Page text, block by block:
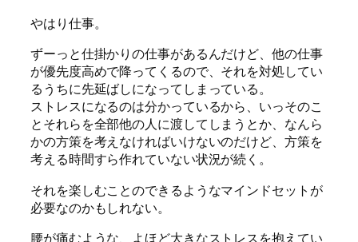
やはり仕事。
ずーっと仕掛かりの仕事があるんだけど、他の仕事
が優先度高めで降ってくるので、それを対処してい
るうちに先延ばしになってしまっている。
ストレスになるのは分かっているから、いっそのこ
とそれらを全部他の人に渡してしまうとか、なんら
かの方策を考えなければいけないのだけど、方策を
考える時間すら作れていない状況が続く。
それを楽しむことのできるようなマインドセットが
必要なのかもしれない。
腰が痛むような、よほど大きなストレスを抱えてい